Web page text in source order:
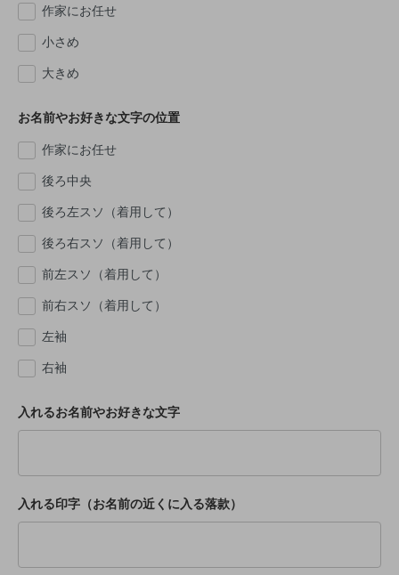
作家にお任せ
小さめ
大きめ
お名前やお好きな文字の位置
作家にお任せ
後ろ中央
後ろ左スソ（着用して）
後ろ右スソ（着用して）
前左スソ（着用して）
前右スソ（着用して）
左袖
右袖
入れるお名前やお好きな文字
入れる印字（お名前の近くに入る落款）